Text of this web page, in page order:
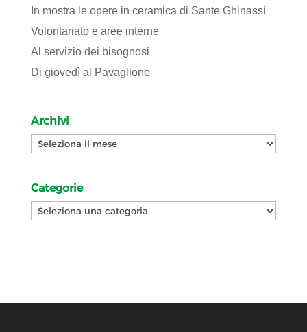
In mostra le opere in ceramica di Sante Ghinassi
Volontariato e aree interne
Al servizio dei bisognosi
Di giovedì al Pavaglione
Archivi
Archivi
Categorie
Categorie